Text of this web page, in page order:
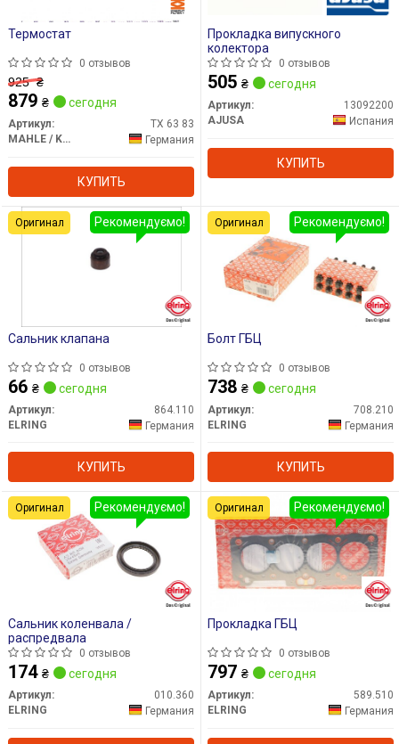
Термостат
0 отзывов
925₴
879 ₴ сегодня
Артикул:
TX 63 83
MAHLE / KNECHT
Германия
КУПИТЬ
Прокладка випускного
колектора
0 отзывов
505 ₴ сегодня
Артикул:
13092200
AJUSA
Испания
КУПИТЬ
Сальник клапана
0 отзывов
66 ₴ сегодня
Артикул:
864.110
ELRING
Германия
КУПИТЬ
Рекомендуємо!
Оригинал
Болт ГБЦ
0 отзывов
738 ₴ сегодня
Артикул:
708.210
ELRING
Германия
КУПИТЬ
Рекомендуємо!
Оригинал
Сальник коленвала /
распредвала
0 отзывов
174 ₴ сегодня
Артикул:
010.360
ELRING
Германия
Рекомендуємо!
Оригинал
Прокладка ГБЦ
0 отзывов
797 ₴ сегодня
Артикул:
589.510
ELRING
Германия
Рекомендуємо!
Оригинал